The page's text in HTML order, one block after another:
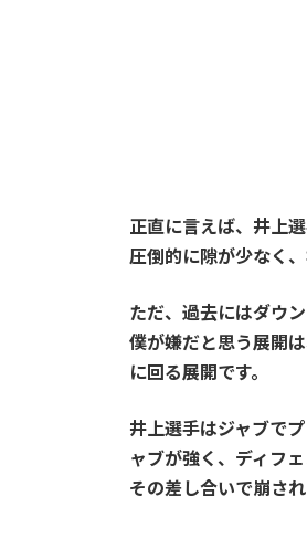
正直に言えば、井上
圧倒的に隙が少なく
ただ、過去にはダウ
僕が嫌だと思う展開
に回る展開です。
井上選手はジャブで
ャブが強く、ディフェ
その差し合いで崩さ